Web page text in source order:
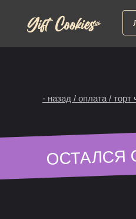
- назад / оплата / торт
ОСТАЛСЯ